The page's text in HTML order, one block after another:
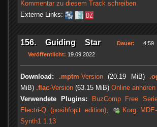
Kommentar zu diesem Track schreiben
Externe Links:
156. Guiding Star Dauer: 4:59
Veröffentlicht: 19.09.2022
Download: .mptm-Version(20.19 MiB)
MiB) .flac-Version (63.15 MiB) Online anhören
Verwendete Plugins:
BuzComp Free
Electri-Q (posihfopit edition), Korg
Synth1 1.13